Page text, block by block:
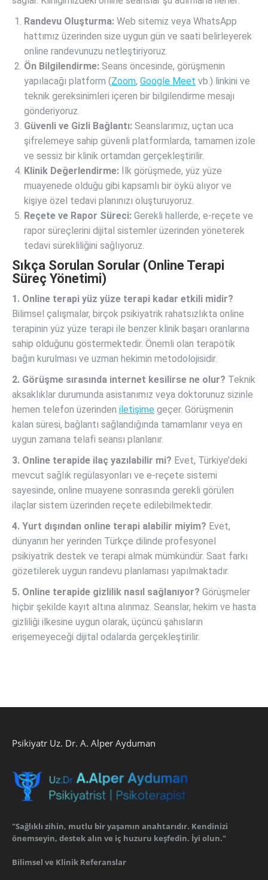
Randevu Oluşturma: Web sitemiz veya WhatsApp
hattımız üzerinden size uygun gün ve saati belirleyerek
online randevunuzu netleştiriyoruz.
Ön Bilgilendirme: Seans öncesinde, görüşmenin
yapılacağı platform (Zoom, Google Meet vb.) linkini ve
teknik gereksinimleri içeren bir bilgilendirme mesajı
gönderiyoruz.
Güvenli ve Gizli Bağlantı: Seanslarımız, uçtan uca
şifrelemeye sahip güvenli platformlarda, tamamen izole
ve sessiz bir klinik ortamdan gerçekleştirilir.
Klinik Değerlendirme: İlk görüşmede, yüz yüze
muayenede olduğu gibi kapsamlı bir öykü alıyor ve
kişiye özel tedavi planınızı oluşturuyoruz.
Reçete ve Rapor Süreci: Gerekli hallerde, e-reçete ve
rapor süreçlerini dijital sistemler üzerinden yöneterek
tedavi sürekliliğini sağlıyoruz.
Sıkça Sorulan Sorular (Online Terapi
Süreç Yönetimi)
1. Online terapi yüz yüze terapi kadar etkili midir?
Bilimsel çalışmalar, birçok psikiyatrik rahatsızlıkta online
terapinin yüz yüze terapi ile benzer klinik başarı oranlarına
sahip olduğunu göstermektedir. Önemli olan terapötik
bağın kurulması ve uzman hekimin metodolojisidir.
2. Görüşme sırasında internet kesilirse ne olur? Teknik
aksaklıklar durumunda asistanımız veya doktorunuz sizinle
hemen telefon üzerinden iletişime geçer. Görüşmenin
kalan süresi, bağlantı sağlandığında tamamlanır veya en
uygun zamana telafi seansı planlanır.
3. Online terapide ilaç yazılabilir mi? Evet, Türkiye’deki
mevcut sağlık regülasyonları ve e-reçete sistemi
sayesinde, online muayene sonrasında gerekli görülen
ilaçlar sistem üzerinden reçete edilebilmektedir.
4. Yurt dışından online terapi alabilir miyim? Evet,
dünyanın her yerinden Türkçe dilinde profesyonel
psikiyatrik destek ve terapi almak mümkündür. Saat farkı
gözetilerek uygun randevu planlaması yapılmaktadır.
5. Online terapide gizlilik nasıl sağlanıyor? Görüşmeler
hiçbir şekilde kayıt altına alınmaz. Seanslar, hekim ve hasta
gizliliği ilkesine uygun olarak, üçüncü şahısların
erişemeyeceği dijital odalarda gerçekleştirilir.
Psikiyatr Uz. Dr. A. Alper Ayduman
"Sağlıklı zihin, mutlu bir yaşamın anahtarıdır. Kendinizi
önemseyin, destek alın ve iç huzuru keşfedin. İyi olun."
Bilimsel ve Klinik Referanslar